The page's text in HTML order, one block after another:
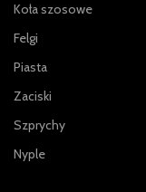
Koła szosowe
Felgi
Piasta
Zaciski
Szprychy
Nyple